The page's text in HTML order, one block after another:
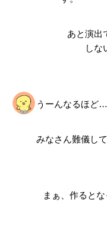
あと演出
しな
うーんなるほど
みなさん難儀して
まぁ、作ると